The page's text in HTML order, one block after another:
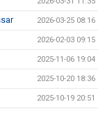
2026-03-25 08:16
2026-02-03 09:15
2025-11-06 19:04
2025-10-20 18:36
2025-10-19 20:51